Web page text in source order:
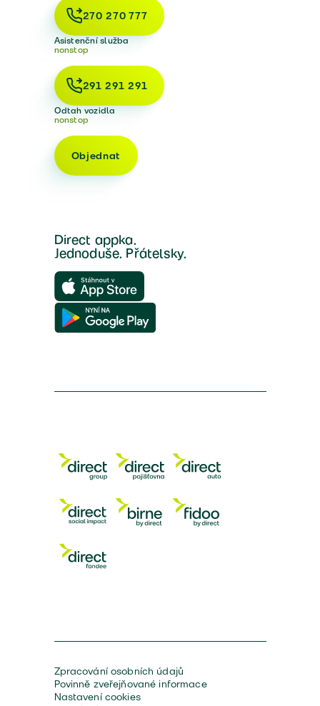
270 270 777
Asistenční služba
nonstop
291 291 291
Odtah vozidla
nonstop
Objednat
Direct appka.
Jednoduše. Přátelsky.
Zpracování osobních údajů
Povinně zveřejňované informace
Nastavení cookies